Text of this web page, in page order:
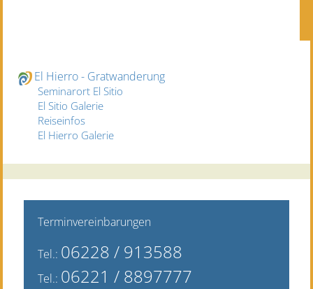
El Hierro - Gratwanderung
Seminarort El Sitio
El Sitio Galerie
Reiseinfos
El Hierro Galerie
Terminvereinbarungen
Tel.: 06228 / 913588
Tel.: 06221 / 8897777